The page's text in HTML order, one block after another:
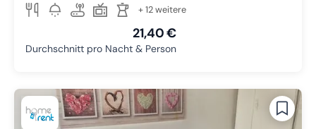
+ 12 weitere
21,40 €
Durchschnitt pro Nacht & Person